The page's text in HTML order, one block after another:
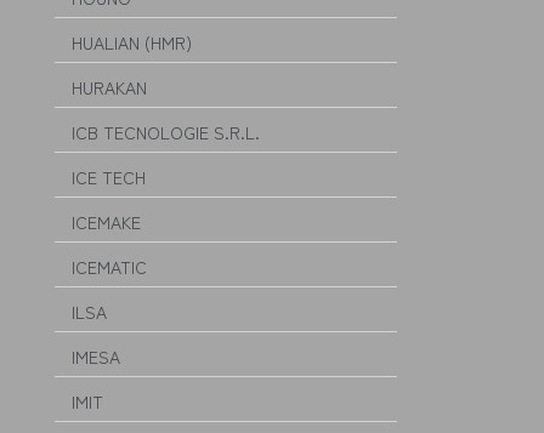
HUALIAN (HMR)
HURAKAN
ICB TECNOLOGIE S.R.L.
ICE TECH
ICEMAKE
ICEMATIC
ILSA
IMESA
IMIT